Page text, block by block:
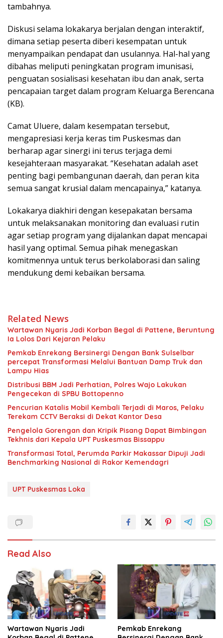
tambahnya.
Diskusi selama lokakarya berjalan dengan interaktif,
dimana setiap peserta diberi kesempatan untuk
menyampaikan pendapat dan usulannya. Hal-hal yang
dibahas meliputi peningkatan program imunisasi,
penguatan sosialisasi kesehatan ibu dan anak, serta
pencapaian target dalam program Keluarga Berencana
(KB).
Camat Uluere, dalam kesempatan tersebut,
mengapresiasi kerja keras tim Puskesmas dan
berharap agar sinergi ini terus terjaga demi
kesejahteraan masyarakat. “Kesehatan adalah aset
penting bagi pembangunan daerah, dan peran kita
semua sangat krusial dalam mencapainya,” katanya.
Lokakarya diakhiri dengan kesepakatan bersama
untuk melaksanakan monitoring dan evaluasi rutin
agar setiap program yang dijalankan dapat mencapai
hasil yang optimal. Semua pihak menegaskan
komitmennya untuk terus berkolaborasi dan saling
mendukung demi kebaikan bersama.
Related News
Wartawan Nyaris Jadi Korban Begal di Pattene, Beruntung
Ia Lolos Dari Kejaran Pelaku
Pemkab Enrekang Bersinergi Dengan Bank Sulselbar
percepat Transformasi Melalui Bantuan Damp Truk dan
Lampu Hias
Distribusi BBM Jadi Perhatian, Polres Wajo Lakukan
Pengecekan di SPBU Bottopenno
Pencurian Katalis Mobil Kembali Terjadi di Maros, Pelaku
Terekam CCTV Beraksi di Dekat Kantor Desa
Pengelola Gorengan dan Kripik Pisang Dapat Bimbingan
Tekhnis dari Kepala UPT Puskesmas Bissappu
Transformasi Total, Perumda Parkir Makassar Dipuji Jadi
Benchmarking Nasional di Rakor Kemendagri
UPT Puskesmas Loka
Read Also
Wartawan Nyaris Jadi
Pemkab Enrekang